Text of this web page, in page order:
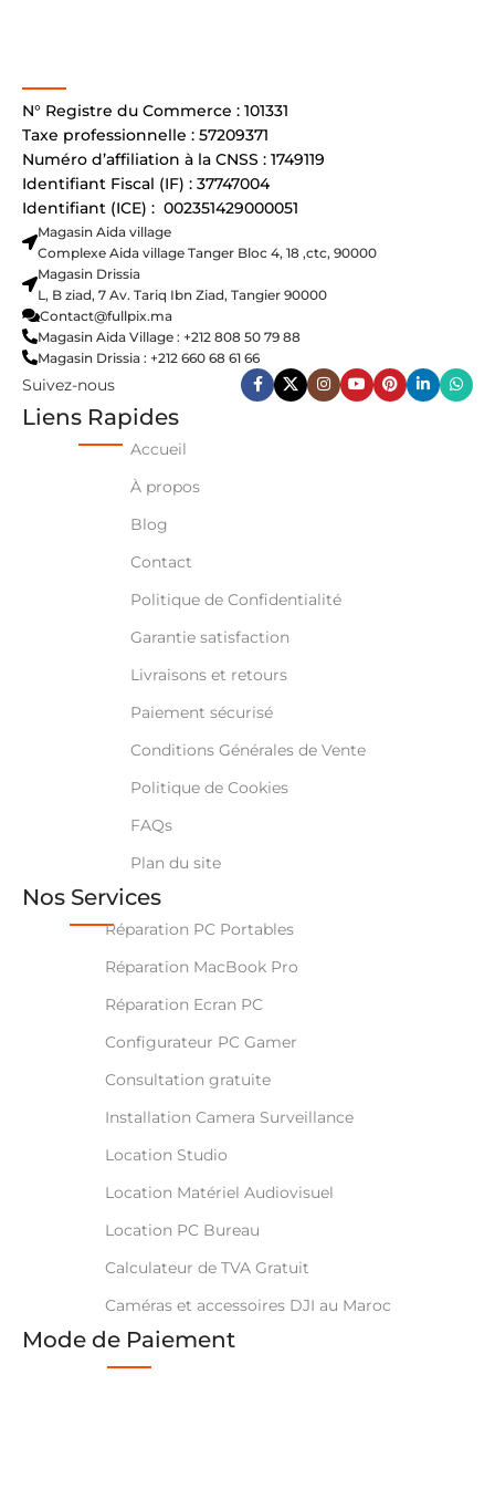
N° Registre du Commerce : 101331
Taxe professionnelle : 57209371
Numéro d’affiliation à la CNSS : 1749119
Identifiant Fiscal (IF) : 37747004
Identifiant (ICE) : 002351429000051
Magasin Aida village
Complexe Aida village Tanger Bloc 4, 18 ,ctc, 90000
Magasin Drissia
L, B ziad, 7 Av. Tariq Ibn Ziad, Tangier 90000
Contact@fullpix.ma
Magasin Aida Village : +212 808 50 79 88
Magasin Drissia : +212 660 68 61 66
Suivez-nous
Liens Rapides
Accueil
À propos
Blog
Contact
Politique de Confidentialité
Garantie satisfaction
Livraisons et retours
Paiement sécurisé
Conditions Générales de Vente
Politique de Cookies
FAQs
Plan du site
Nos Services
Réparation PC Portables
Réparation MacBook Pro
Réparation Ecran PC
Configurateur PC Gamer
Consultation gratuite
Installation Camera Surveillance
Location Studio
Location Matériel Audiovisuel
Location PC Bureau
Calculateur de TVA Gratuit
Caméras et accessoires DJI au Maroc
Mode de Paiement